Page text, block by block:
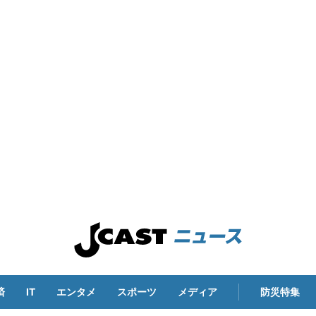
IT エンタメ スポーツ メディア 防災特集